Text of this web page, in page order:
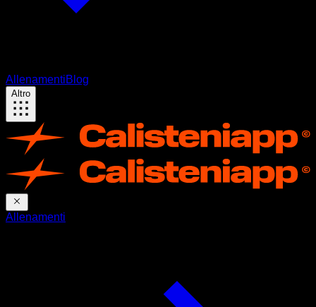
AllenamentiBlog
Altro
Allenamenti